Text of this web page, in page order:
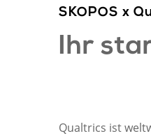
SKOPOS x
Ihr
Qualtrics ist